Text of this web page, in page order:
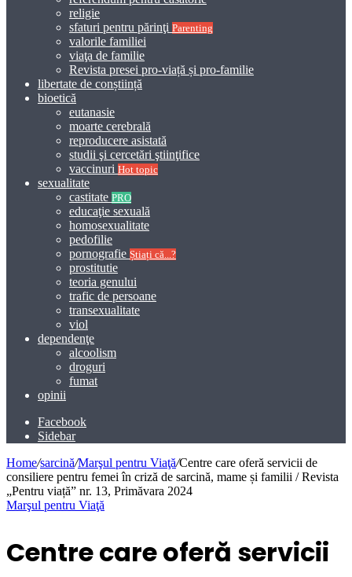
religie
sfaturi pentru părinţi Parenting
valorile familiei
viaţa de familie
Revista presei pro-viață și pro-familie
libertate de conștiință
bioetică
eutanasie
moarte cerebrală
reproducere asistată
studii şi cercetări ştiinţifice
vaccinuri Hot topic
sexualitate
castitate PRO
educaţie sexuală
homosexualitate
pedofilie
pornografie Știați că...?
prostitutie
teoria genului
trafic de persoane
transexualitate
viol
dependenţe
alcoolism
droguri
fumat
opinii
Facebook
Sidebar
Home/sarcină/Marşul pentru Viaţă/Centre care oferă servicii de
consiliere pentru femei în criză de sarcină, mame și familii / Revista
„Pentru viață” nr. 13, Primăvara 2024
Marşul pentru Viaţă
Centre care oferă servicii